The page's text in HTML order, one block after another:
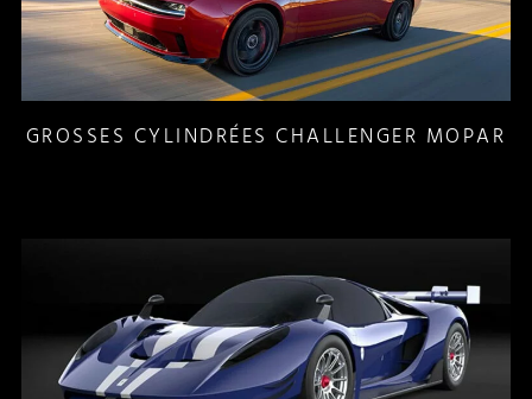
GROSSES CYLINDRÉES CHALLENGER MOPAR